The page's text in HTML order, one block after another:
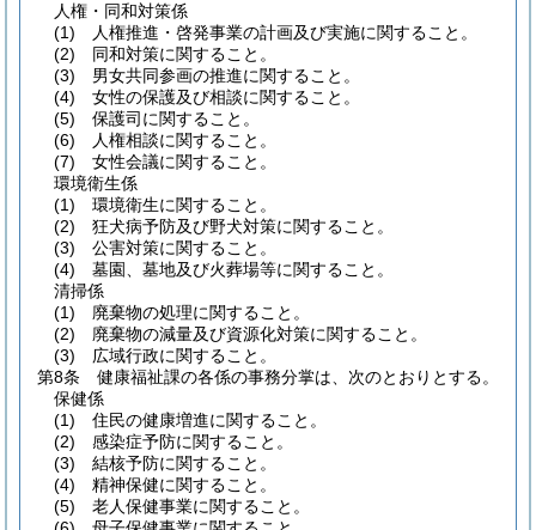
人権・同和対策係
(1) 人権推進・啓発事業の計画及び実施に関すること。
(2) 同和対策に関すること。
(3) 男女共同参画の推進に関すること。
(4) 女性の保護及び相談に関すること。
(5) 保護司に関すること。
(6) 人権相談に関すること。
(7) 女性会議に関すること。
環境衛生係
(1) 環境衛生に関すること。
(2) 狂犬病予防及び野犬対策に関すること。
(3) 公害対策に関すること。
(4) 墓園、墓地及び火葬場等に関すること。
清掃係
(1) 廃棄物の処理に関すること。
(2) 廃棄物の減量及び資源化対策に関すること。
(3) 広域行政に関すること。
第8条
健康福祉課の各係の事務分掌は、次のとおりとする。
保健係
(1) 住民の健康増進に関すること。
(2) 感染症予防に関すること。
(3) 結核予防に関すること。
(4) 精神保健に関すること。
(5) 老人保健事業に関すること。